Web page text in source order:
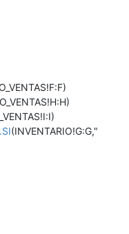
(INVENTARIO!G:G,"